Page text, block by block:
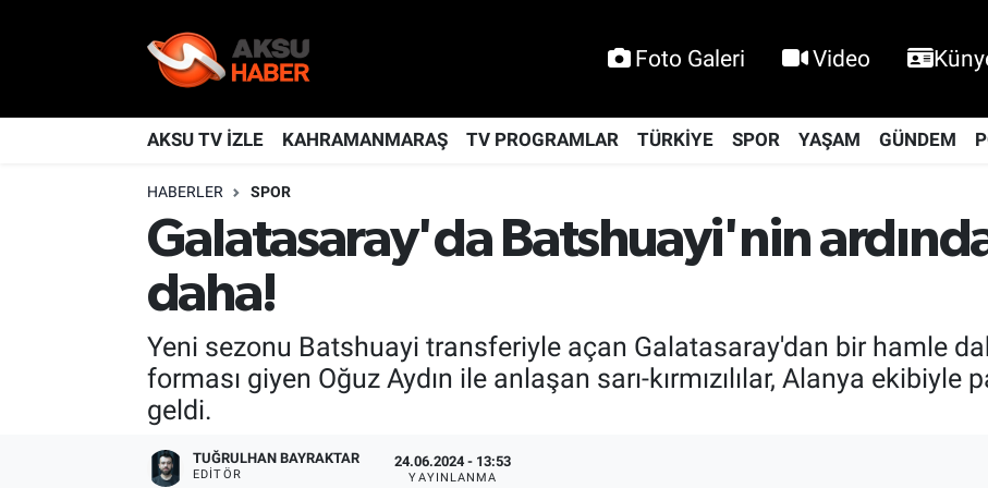
Foto Galeri Video
AKSU TV İZLE KAHRAMANMARAŞ TV PROGRAMLAR TÜRKİYE SPOR YAŞAM GÜNDEM
HABERLER SPOR
Galatasaray'da Batshuayi'nin
daha!
Yeni sezonu Batshuayi transferiyle açan Galatasaray'dan bir hamle
forması giyen Oğuz Aydın ile anlaşan sarı-kırmızılılar, Alanya ekibiyle
geldi.
TUĞRULHAN BAYRAKTAR
EDITÖR
24.06.2024 - 13:53
YAYINLANMA
KAHRAMANMARAŞ
Nöbetçi Eczaneler
Hava Durumu
Kahramanmaraş Namaz Vakitleri
Trafik Durumu
TFF 2.Lig Kırmızı Grup Puan Durumu ve Fikstür
Tüm Manşetler
Son Dakika Haberleri
Haber Arşivi